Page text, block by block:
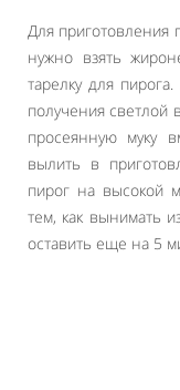
Для приготовления
нужно взять
тарелку для
получения светлой
просеянную муку
вылить в
пирог на высокой
тем, как вынимать
оставить еще на 5